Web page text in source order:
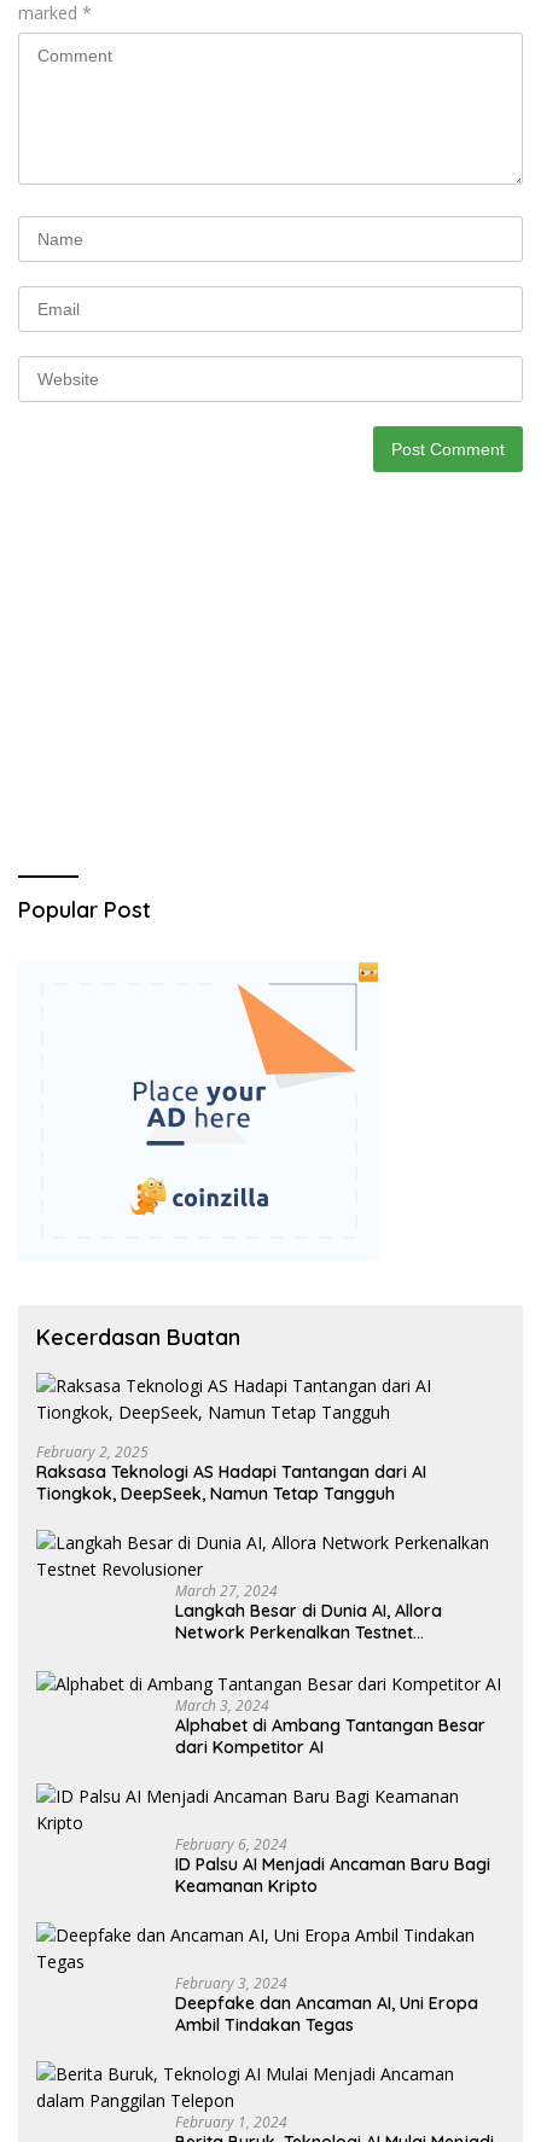
marked *
Popular Post
Kecerdasan Buatan
February 2, 2025
Raksasa Teknologi AS Hadapi Tantangan dari AI
Tiongkok, DeepSeek, Namun Tetap Tangguh
March 27, 2024
Langkah Besar di Dunia AI, Allora
Network Perkenalkan Testnet
March 3, 2024
Alphabet di Ambang Tantangan Besar
dari Kompetitor AI
February 6, 2024
ID Palsu AI Menjadi Ancaman Baru Bagi
Keamanan Kripto
February 3, 2024
Deepfake dan Ancaman AI, Uni Eropa
Ambil Tindakan Tegas
February 1, 2024